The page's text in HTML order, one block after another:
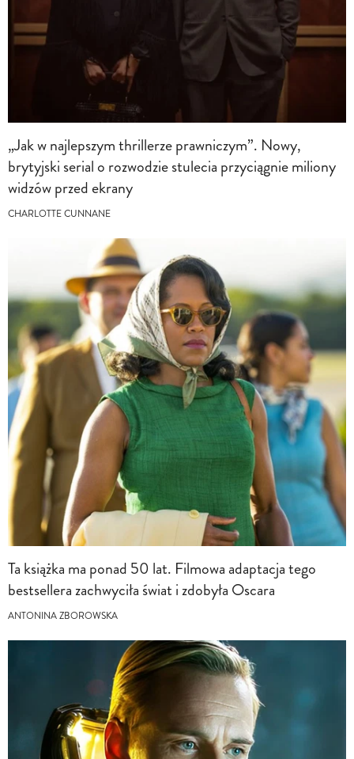
„Jak w najlepszym thrillerze prawniczym”. Nowy,
brytyjski serial o rozwodzie stulecia przyciągnie miliony
widzów przed ekrany
CHARLOTTE CUNNANE
Ta książka ma ponad 50 lat. Filmowa adaptacja tego
bestsellera zachwyciła świat i zdobyła Oscara
ANTONINA ZBOROWSKA